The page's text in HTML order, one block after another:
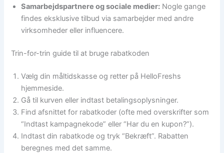
Samarbejdspartnere og sociale medier: Nogle gange
findes eksklusive tilbud via samarbejder med andre
virksomheder eller influencere.
Trin-for-trin guide til at bruge rabatkoden
Vælg din måltidskasse og retter på HelloFreshs
hjemmeside.
Gå til kurven eller indtast betalingsoplysninger.
Find afsnittet for rabatkoder (ofte med overskrifter som
“Indtast kampagnekode” eller “Har du en kupon?”).
Indtast din rabatkode og tryk “Bekræft”. Rabatten
beregnes med det samme.